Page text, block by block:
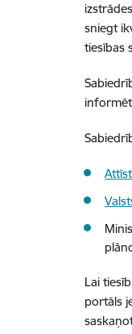
sniegt
tiesības
Lai
portāls